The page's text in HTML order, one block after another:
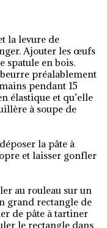
Ajouter les œufs
spatule en bois.
préalablement
pendant 15
élastique et qu’elle
à soupe de
la pâte à
et laisser gonfler
au rouleau sur un
grand rectangle de
de pâte à tartiner
le rectangle dans